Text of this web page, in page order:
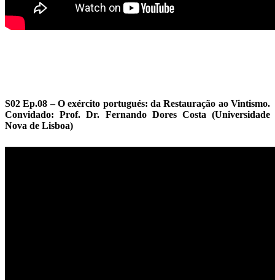
S02 Ep.08 – O exército portugués: da Restauração ao Vintismo.
Convidado: Prof. Dr. Fernando Dores Costa (Universidade
Nova de Lisboa)